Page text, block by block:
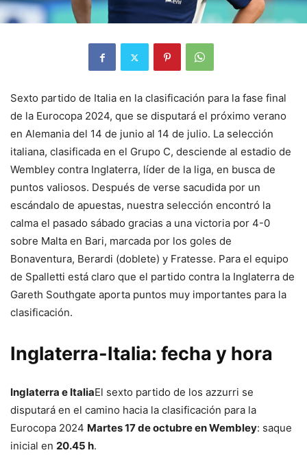
Sexto partido de Italia en la clasificación para la fase final
de la Eurocopa 2024, que se disputará el próximo verano
en Alemania del 14 de junio al 14 de julio. La selección
italiana, clasificada en el Grupo C, desciende al estadio de
Wembley contra Inglaterra, líder de la liga, en busca de
puntos valiosos. Después de verse sacudida por un
escándalo de apuestas, nuestra selección encontró la
calma el pasado sábado gracias a una victoria por 4-0
sobre Malta en Bari, marcada por los goles de
Bonaventura, Berardi (doblete) y Fratesse. Para el equipo
de Spalletti está claro que el partido contra la Inglaterra de
Gareth Southgate aporta puntos muy importantes para la
clasificación.
Inglaterra-Italia: fecha y hora
Inglaterra e ItaliaEl sexto partido de los azzurri se
disputará en el camino hacia la clasificación para la
Eurocopa 2024 Martes 17 de octubre en Wembley: saque
inicial en 20.45 h.